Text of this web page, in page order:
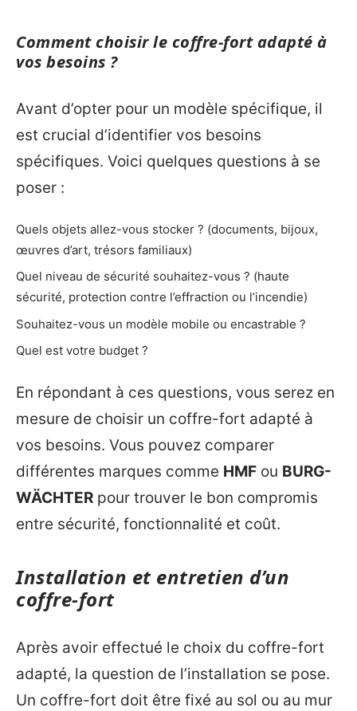
Comment choisir le coffre-fort adapté à
vos besoins ?
Avant d’opter pour un modèle spécifique, il
est crucial d’identifier vos besoins
spécifiques. Voici quelques questions à se
poser :
Quels objets allez-vous stocker ? (documents, bijoux,
œuvres d’art, trésors familiaux)
Quel niveau de sécurité souhaitez-vous ? (haute
sécurité, protection contre l’effraction ou l’incendie)
Souhaitez-vous un modèle mobile ou encastrable ?
Quel est votre budget ?
En répondant à ces questions, vous serez en
mesure de choisir un coffre-fort adapté à
vos besoins. Vous pouvez comparer
différentes marques comme HMF ou BURG-
WÄCHTER pour trouver le bon compromis
entre sécurité, fonctionnalité et coût.
Installation et entretien d’un
coffre-fort
Après avoir effectué le choix du coffre-fort
adapté, la question de l’installation se pose.
Un coffre-fort doit être fixé au sol ou au mur